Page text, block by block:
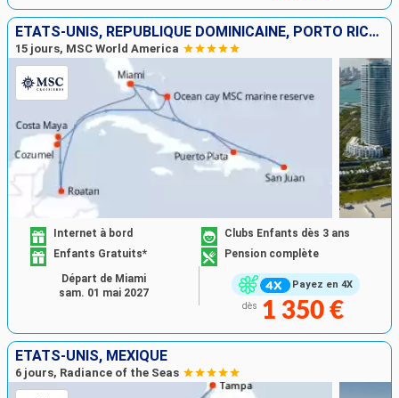
ÉTATS-UNIS, RÉPUBLIQUE DOMINICAINE, PORTO RICO, HONDURAS, MEXIQUE, BAHAMAS
15 jours, MSC World America
Payez en 4X
Internet à bord
Clubs Enfants dès 3 ans
Enfants Gratuits*
Pension complète
dès 1 350 €
Départ de Miami
sam. 01 mai 2027
ÉTATS-UNIS, MEXIQUE
6 jours, Radiance of the Seas